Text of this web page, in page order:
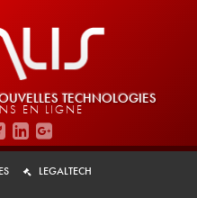
TECHNOLOGIES
EN LIGNE
LEGALTECH